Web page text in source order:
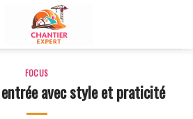
FOCUS
avec style et praticité